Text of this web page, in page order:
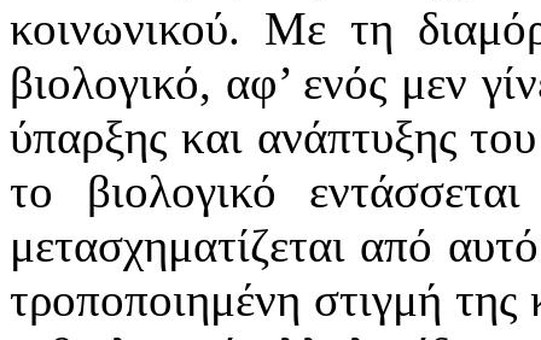
κοινωνικού. Με τη
βιολογικό, αφ’ ενός μεν
ύπαρξης και ανάπτυξης
το βιολογικό
μετασχηματίζεται από
τροποποιημένη στιγμή